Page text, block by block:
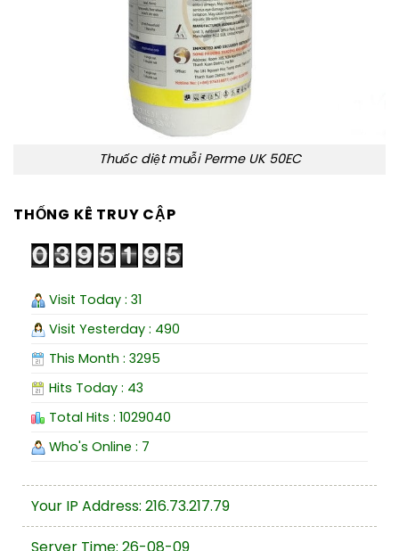
Thuốc diệt muỗi Perme UK 50EC
THỐNG KÊ TRUY CẬP
Visit Today : 31
Visit Yesterday : 490
This Month : 3295
Hits Today : 43
Total Hits : 1029040
Who's Online : 7
Your IP Address: 216.73.217.79